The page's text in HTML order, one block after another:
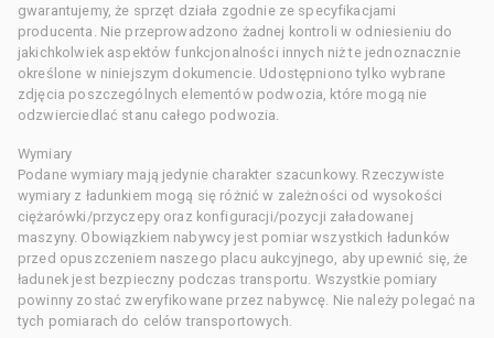
gwarantujemy, że sprzęt działa zgodnie ze specyfikacjami
producenta. Nie przeprowadzono żadnej kontroli w odniesieniu do
jakichkolwiek aspektów funkcjonalności innych niż te jednoznacznie
określone w niniejszym dokumencie. Udostępniono tylko wybrane
zdjęcia poszczególnych elementów podwozia, które mogą nie
odzwierciedlać stanu całego podwozia.
Wymiary
Podane wymiary mają jedynie charakter szacunkowy. Rzeczywiste
wymiary z ładunkiem mogą się różnić w zależności od wysokości
ciężarówki/przyczepy oraz konfiguracji/pozycji załadowanej
maszyny. Obowiązkiem nabywcy jest pomiar wszystkich ładunków
przed opuszczeniem naszego placu aukcyjnego, aby upewnić się, że
ładunek jest bezpieczny podczas transportu. Wszystkie pomiary
powinny zostać zweryfikowane przez nabywcę. Nie należy polegać na
tych pomiarach do celów transportowych.